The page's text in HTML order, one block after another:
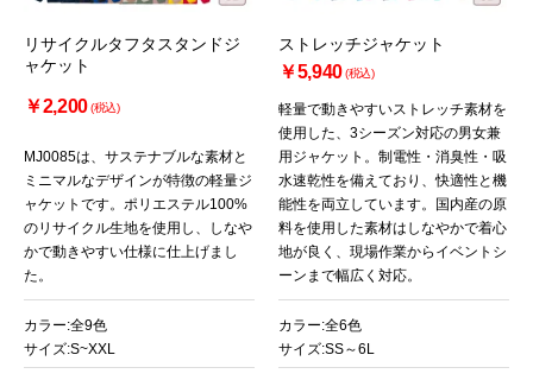
リサイクルタフタスタンドジ
ャケット
￥2,200(税込)
MJ0085は、サステナブルな素材と
ミニマルなデザインが特徴の軽量ジ
ャケットです。ポリエステル100%
のリサイクル生地を使用し、しなや
かで動きやすい仕様に仕上げまし
た。
カラー:全9色
サイズ:S~XXL
ストレッチジャケット
￥5,940(税込)
軽量で動きやすいストレッチ素材を
使用した、3シーズン対応の男女兼
用ジャケット。制電性・消臭性・吸
水速乾性を備えており、快適性と機
能性を両立しています。国内産の原
料を使用した素材はしなやかで着心
地が良く、現場作業からイベントシ
ーンまで幅広く対応。
カラー:全6色
サイズ:SS～6L
お買い物を続ける